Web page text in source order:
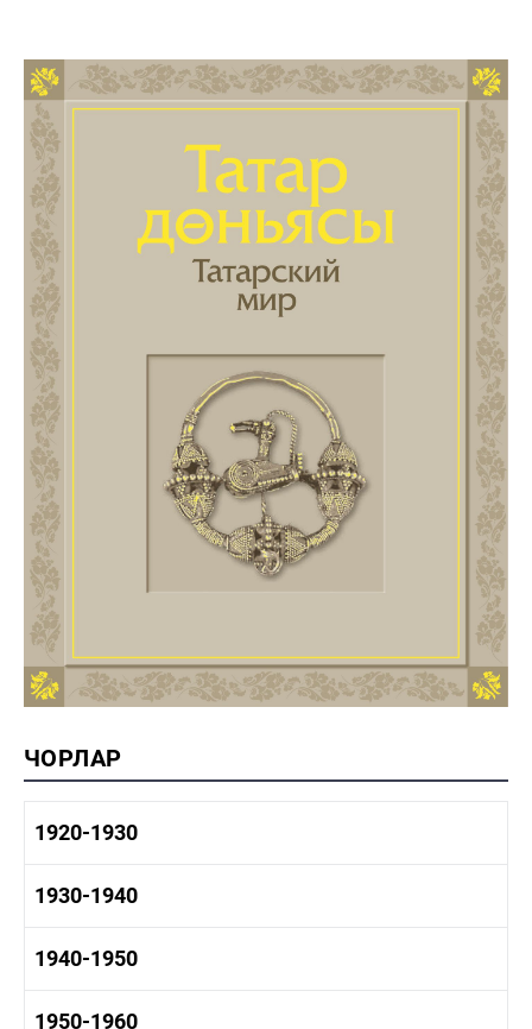
ЧОРЛАР
1920-1930
1920-1930 тарих
1920-1930 мәдәният
1930-1940
1930-1940 тарих
1930-1940 мәдәният
1940-1950
1940-1950 тарих
1950-1960